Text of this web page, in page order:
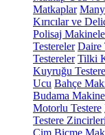
Matkaplar
Kırıcılar ve
Polisaj
Testereler Daire
Testereler Tilki
Kuyruğu
Ucu Bahçe
Budama
Motorlu Testere
Testere
Çim Biçme